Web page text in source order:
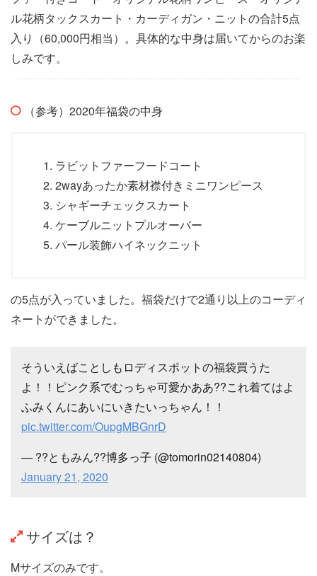
ル花柄タックスカート・カーディガン・ニットの合計5点
入り（60,000円相当）。具体的な中身は届いてからのお楽
しみです。
（参考）2020年福袋の中身
ラビットファーフードコート
2wayあったか素材襟付きミニワンピース
シャギーチェックスカート
ケーブルニットプルオーバー
パール装飾ハイネックニット
の5点が入っていました。福袋だけで2通り以上のコーディ
ネートができました。
そういえばことしもロディスポットの福袋買うた
よ！！ピンク系でむっちゃ可愛かああ??これ着てはよ
ふみくんにあいにいきたいっちゃん！！
pic.twitter.com/OupgMBGnrD
— ??ともみん??博多っ子 (@tomorin02140804)
January 21, 2020
サイズは？
Mサイズのみです。